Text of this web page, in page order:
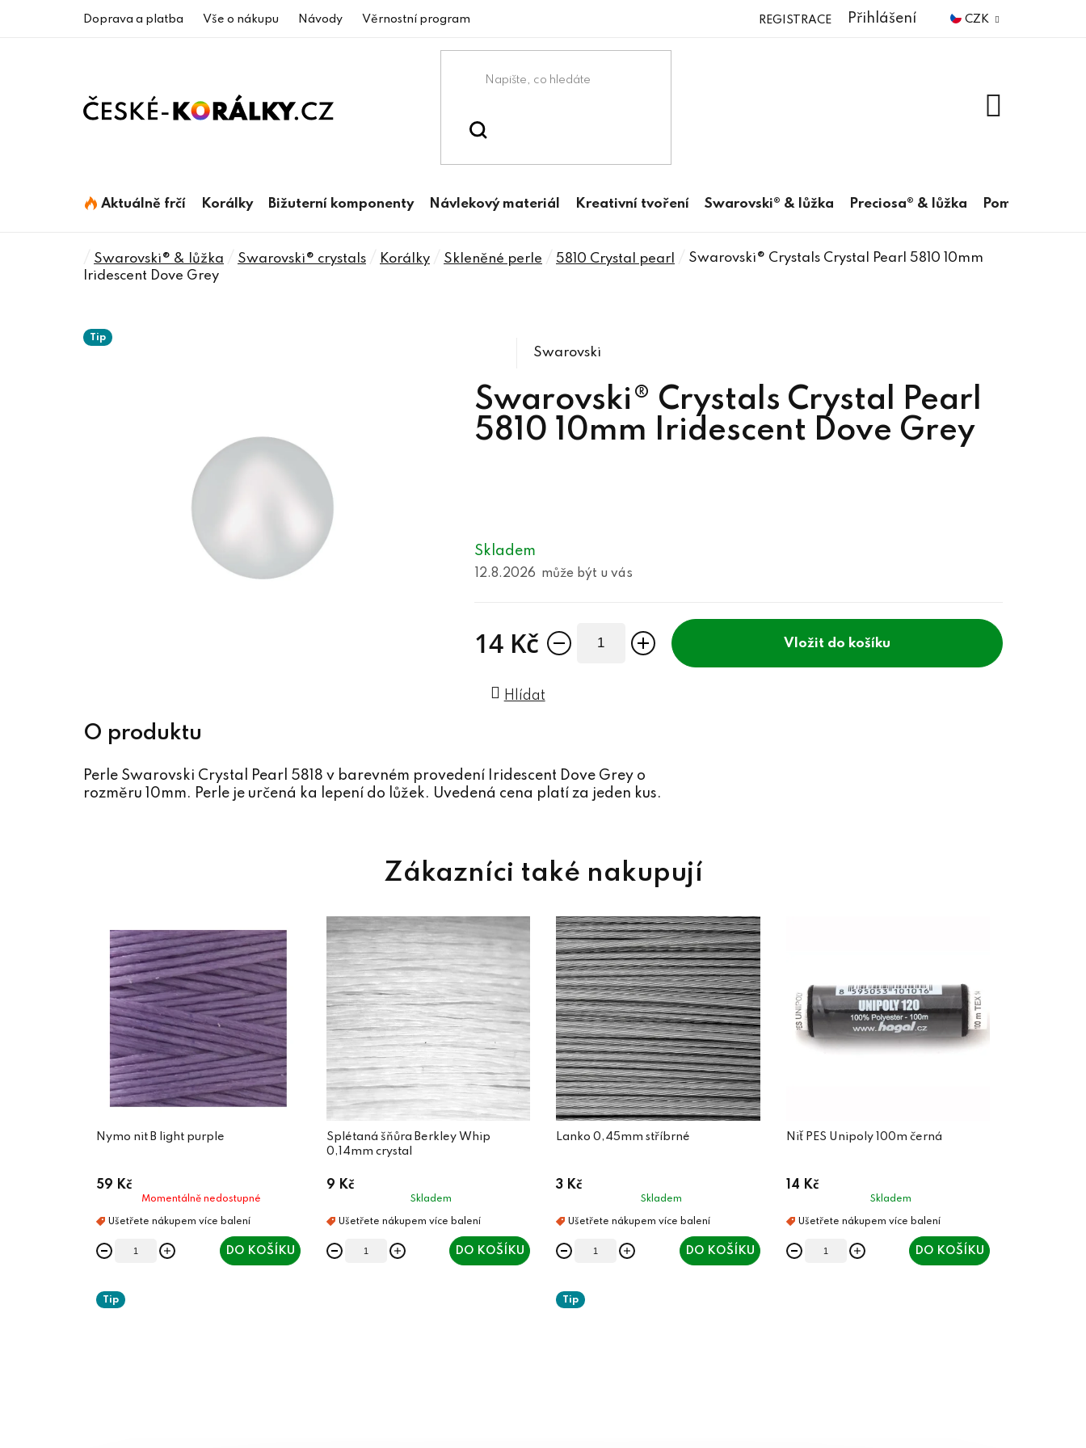
Doprava a platba Vše o nákupu Návody Věrnostní program CZK
Přihlášení
REGISTRACE
Aktuálně frčí Korálky Bižuterní komponenty Návlekový materiál Kreativní tvoření Swarovski® & lůžka Preciosa® & lůžka Pomůcky
Domů
Swarovski® & lůžka Swarovski® crystals Korálky Skleněné perle 5810 Crystal pearl
Swarovski® Crystals Crystal Pearl 5810 10mm
Iridescent Dove Grey
Swarovski® Crystals Crystal Pearl
5810 10mm Iridescent Dove Grey
Swarovski
Skladem
12.8.2026
14 Kč do košíku
Hlídat
Tip
Perle Swarovski Crystal Pearl 5818 v barevném provedení Iridescent Dove Grey o
rozměru 10mm. Perle je určená ka lepení do lůžek. Uvedená cena platí za jeden kus.
Nymo nit B light purple
59 Kč
Momentálně nedostupné
DO KOŠÍKU
Splétaná šňůra Berkley Whip
0,14mm crystal
9 Kč
Skladem
DO KOŠÍKU
Lanko 0,45mm stříbrné
3 Kč
Skladem
DO KOŠÍKU
Niť PES Unipoly 100m černá
14 Kč
Skladem
DO KOŠÍKU
Tip Tip